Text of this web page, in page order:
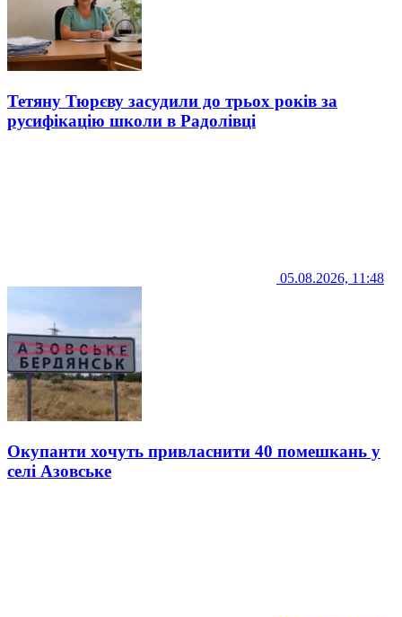
Тетяну Тюрєву засудили до трьох років за
русифікацію школи в Радолівці
05.08.2026, 11:48
Окупанти хочуть привласнити 40 помешкань у
селі Азовське